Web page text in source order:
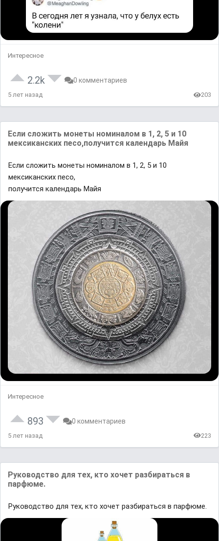
Интересное
2.2k 0 комментариев
5 лет назад 203
Если сложить монeты номинaлом в 1, 2, 5 и 10
мeксиканских песо,получится календарь Майя
Если сложить монeты номинaлом в 1, 2, 5 и 10
мeксиканских песо,
получится календарь Майя
Интересное
893 0 комментариев
5 лет назад 223
Руководство для тех, кто хочет разбираться в
парфюме.
Руководство для тех, кто хочет разбираться в парфюме.